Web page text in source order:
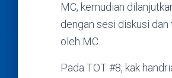
MC, kemudian
dengan sesi diskusi
oleh MC.
Pada TOT #8, kak